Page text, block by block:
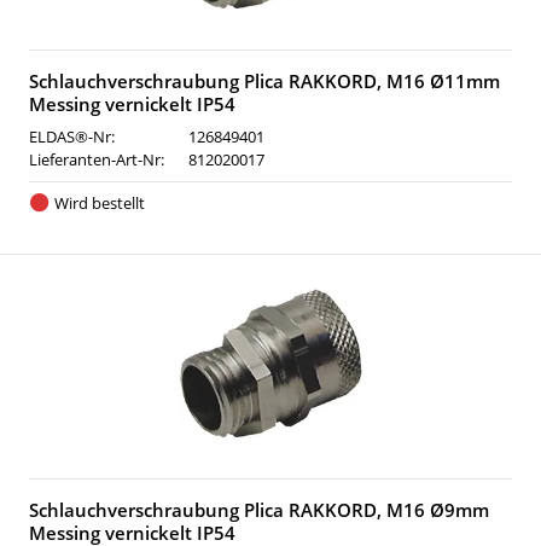
Schlauchverschraubung Plica RAKKORD, M16 Ø11mm
Messing vernickelt IP54
ELDAS®-Nr:
126849401
Lieferanten-Art-Nr:
812020017
Wird bestellt
Schlauchverschraubung Plica RAKKORD, M16 Ø9mm
Messing vernickelt IP54